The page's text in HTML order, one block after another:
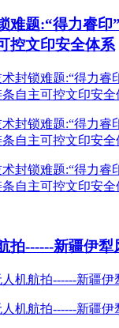
难题:“得力睿印
控文印安全体系
拍------新疆伊犁